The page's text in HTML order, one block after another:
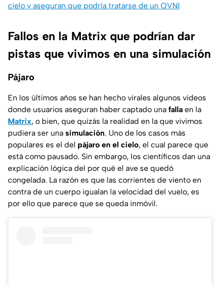
cielo y aseguran que podría tratarse de un OVNI
Fallos en la Matrix que podrían dar
pistas que vivimos en una simulación
Pájaro
En los últimos años se han hecho virales algunos videos
donde usuarios aseguran haber captado una falla en la
Matrix, o bien, que quizás la realidad en la que vivimos
pudiera ser una simulación. Uno de los casos más
populares es el del pájaro en el cielo, el cual parece que
está como pausado. Sin embargo, los científicos dan una
explicación lógica del por qué el ave se quedó
congelada. La razón es que las corrientes de viento en
contra de un cuerpo igualan la velocidad del vuelo, es
por ello que parece que se queda inmóvil.